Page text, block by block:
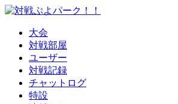
大会
対戦部屋
ユーザー
対戦記録
チャットログ
特設